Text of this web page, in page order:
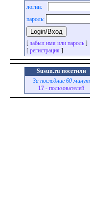
логин:
пароль:
[ забыл имя или пароль ]
[ регистрация ]
Susun.ru посетили
За последние 60 минут
17 - пользователей